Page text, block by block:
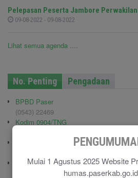
Mulai 1 Agustus 2025 Website
Pelepasan Peserta Jambore
09-08-2022 - 09-08-2022
Lihat semua agenda ....
No. Penting Pengadaan
BPBD Paser
(0543) 22469
Kodim 0904/TNG
Pemadam Kebakaran
Polisi Pamong Praja (Satpol PP)